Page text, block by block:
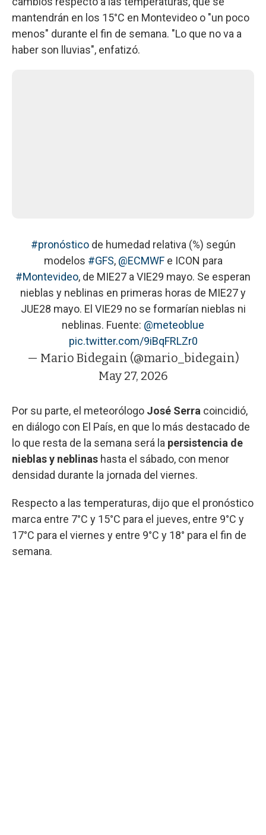
mantendrán en los 15°C en Montevideo o "un poco
menos" durante el fin de semana. "Lo que no va a
haber son lluvias", enfatizó.
#pronósticode humedad relativa (%) según
modelos #GFS, @ECMWFe ICON para
#Montevideo, de MIE27 a VIE29 mayo. Se esperan
nieblas y neblinas en primeras horas de MIE27 y
JUE28 mayo. El VIE29 no se formarían nieblas ni
neblinas. Fuente: @meteoblue
pic.twitter.com/9iBqFRLZr0
— Mario Bidegain (@mario_bidegain)
May 27, 2026
Por su parte, el meteorólogo José Serra coincidió,
en diálogo con El País, en que lo más destacado de
lo que resta de la semana será la persistencia de
nieblas y neblinas hasta el sábado, con menor
densidad durante la jornada del viernes.
Respecto a las temperaturas, dijo que el pronóstico
marca entre 7°C y 15°C para el jueves, entre 9°C y
17°C para el viernes y entre 9°C y 18° para el fin de
semana.